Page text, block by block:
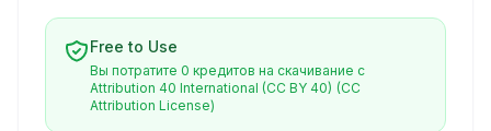
Free to Use
Вы потратите 0 кредитов на скачивание с
Attribution 40 International (CC BY 40) (CC
Attribution License)